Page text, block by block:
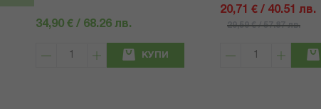
34,90 € / 68.26 лв.
КУПИ
20,71 € / 40.51 лв.
29,59 € / 57.87 лв.